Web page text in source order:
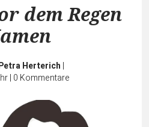
dem Regen
Herterich |
| 0 Kommentare